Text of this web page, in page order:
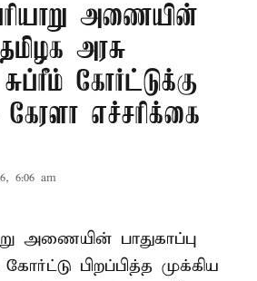
அணையின்
அரசு
கோர்ட்டுக்கு
எச்சரிக்கை
6:06 am
அணையின் பாதுகாப்பு
பிறப்பித்த முக்கிய